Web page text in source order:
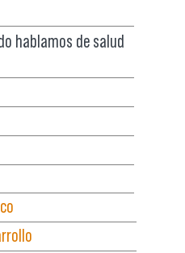
hablamos de salud